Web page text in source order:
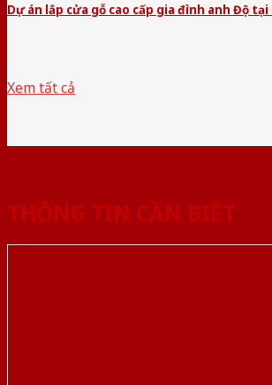
Dự án lắp cửa gỗ cao cấp gia đình anh Độ tại
Xem tất cả
THÔNG TIN CẦN BIẾT